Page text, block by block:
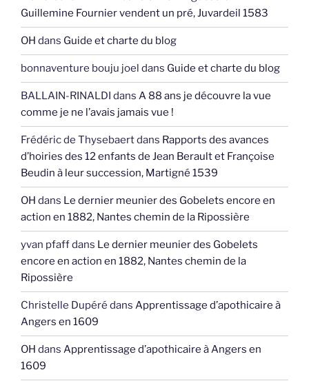
Guillemine Fournier vendent un pré, Juvardeil 1583
OH dans Guide et charte du blog
bonnaventure bouju joel dans Guide et charte du blog
BALLAIN-RINALDI dans A 88 ans je découvre la vue
comme je ne l’avais jamais vue !
Frédéric de Thysebaertdans Rapports des avances
d’hoiries des 12 enfants de Jean Berault et Françoise
Beudin à leur succession, Martigné 1539
OH dans Le dernier meunier des Gobelets encore en
action en 1882, Nantes chemin de la Ripossière
yvan pfaffdans Le dernier meunier des Gobelets
encore en action en 1882, Nantes chemin de la
Ripossière
Christelle Dupéré dans Apprentissage d’apothicaire à
Angers en 1609
OH dans Apprentissage d’apothicaire à Angers en
1609